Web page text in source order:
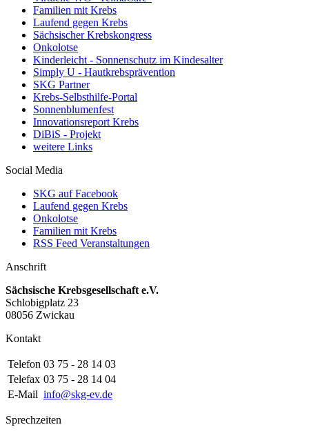
Familien mit Krebs
Laufend gegen Krebs
Sächsischer Krebskongress
Onkolotse
Kinderleicht - Sonnenschutz im Kindesalter
Simply U - Hautkrebsprävention
SKG Partner
Krebs-Selbsthilfe-Portal
Sonnenblumenfest
Innovationsreport Krebs
DiBiS - Projekt
weitere Links
Social Media
SKG auf Facebook
Laufend gegen Krebs
Onkolotse
Familien mit Krebs
RSS Feed Veranstaltungen
Anschrift
Sächsische Krebsgesellschaft e.V.
Schlobigplatz 23
08056 Zwickau
Kontakt
Telefon 03 75 - 28 14 03
Telefax 03 75 - 28 14 04
E-Mail info@skg-ev.de
Sprechzeiten